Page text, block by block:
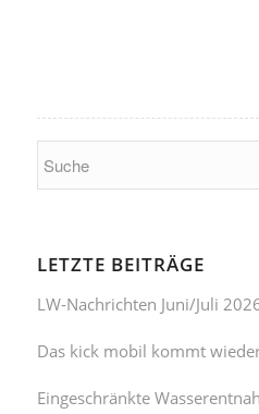
LETZTE BEITRÄGE
LW-Nachrichten Juni/Juli
Das kick mobil kommt
Eingeschränkte